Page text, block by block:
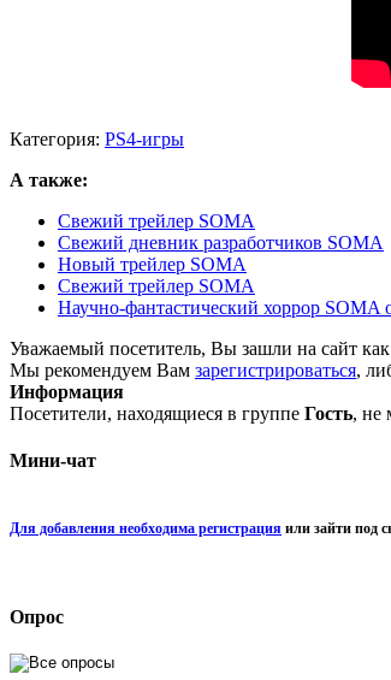
Категория: PS4-игры
А также:
Свежий трейлер SOMA
Свежий дневник разработчиков SOMA
Новый трейлер SOMA
Свежий трейлер SOMA
Научно-фантастический хоррор SOMA
Уважаемый посетитель, Вы зашли на сайт
Мы рекомендуем Вам зарегистрироваться,
Информация
Посетители, находящиеся в группе Гость, не
Мини-чат
Для добавления необходима регистрация или зайти под
Опрос